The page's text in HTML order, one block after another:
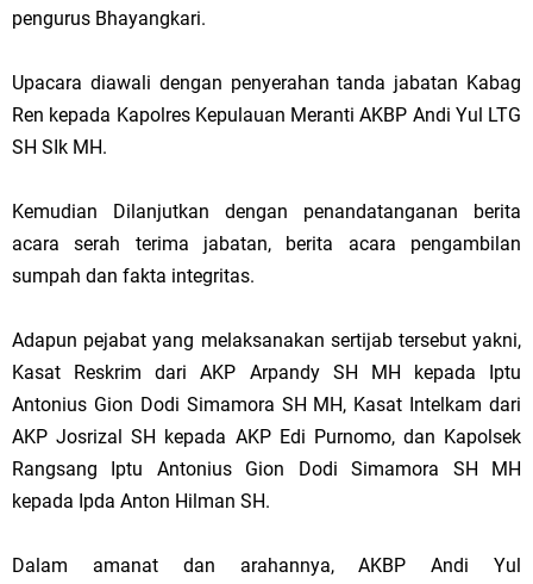
pengurus Bhayangkari.
Upacara diawali dengan penyerahan tanda jabatan Kabag
Ren kepada Kapolres Kepulauan Meranti AKBP Andi Yul LTG
SH SIk MH.
Kemudian Dilanjutkan dengan penandatanganan berita
acara serah terima jabatan, berita acara pengambilan
sumpah dan fakta integritas.
Adapun pejabat yang melaksanakan sertijab tersebut yakni,
Kasat Reskrim dari AKP Arpandy SH MH kepada Iptu
Antonius Gion Dodi Simamora SH MH, Kasat Intelkam dari
AKP Josrizal SH kepada AKP Edi Purnomo, dan Kapolsek
Rangsang Iptu Antonius Gion Dodi Simamora SH MH
kepada Ipda Anton Hilman SH.
Dalam amanat dan arahannya, AKBP Andi Yul